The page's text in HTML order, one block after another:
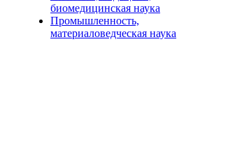
биомедицинская наука
Промышленность,
материаловедческая наука